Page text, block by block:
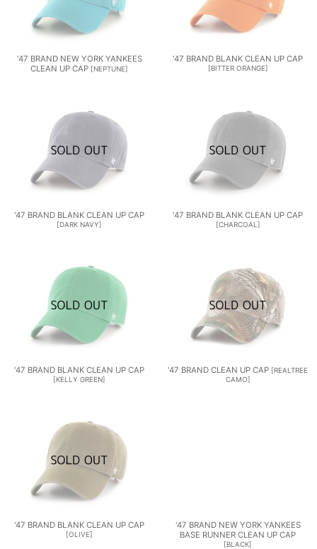
'47 BRAND NEW YORK YANKEES
CLEAN UP CAP [NEPTUNE]
'47 BRAND BLANK CLEAN UP CAP
[BITTER ORANGE]
'47 BRAND BLANK CLEAN UP CAP
[DARK NAVY]
'47 BRAND BLANK CLEAN UP CAP
[CHARCOAL ]
'47 BRAND BLANK CLEAN UP CAP
[KELLY GREEN]
'47 BRAND CLEAN UP CAP [REALTREE
CAMO]
'47 BRAND BLANK CLEAN UP CAP
[OLIVE]
'47 BRAND NEW YORK YANKEES
BASE RUNNER CLEAN UP CAP
[BLACK]